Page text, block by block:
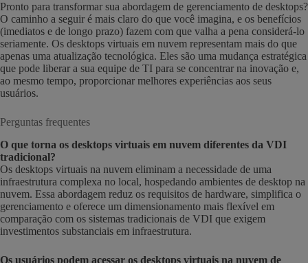
Pronto para transformar sua abordagem de gerenciamento de desktops?
O caminho a seguir é mais claro do que você imagina, e os benefícios
(imediatos e de longo prazo) fazem com que valha a pena considerá-lo
seriamente. Os desktops virtuais em nuvem representam mais do que
apenas uma atualização tecnológica. Eles são uma mudança estratégica
que pode liberar a sua equipe de TI para se concentrar na inovação e,
ao mesmo tempo, proporcionar melhores experiências aos seus
usuários.
Perguntas frequentes
O que torna os desktops virtuais em nuvem diferentes da VDI
tradicional?
Os desktops virtuais na nuvem eliminam a necessidade de uma
infraestrutura complexa no local, hospedando ambientes de desktop na
nuvem. Essa abordagem reduz os requisitos de hardware, simplifica o
gerenciamento e oferece um dimensionamento mais flexível em
comparação com os sistemas tradicionais de VDI que exigem
investimentos substanciais em infraestrutura.
Os usuários podem acessar os desktops virtuais na nuvem de